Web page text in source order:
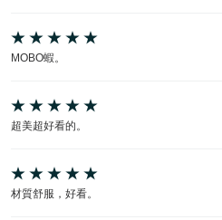
MOBO蝦。
超美超好看的。
材質舒服，好看。